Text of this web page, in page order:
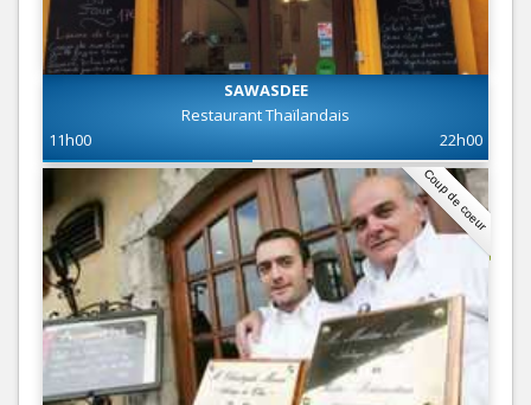
SAWASDEE
Restaurant Thaïlandais
11h00
22h00
Coup de coeur